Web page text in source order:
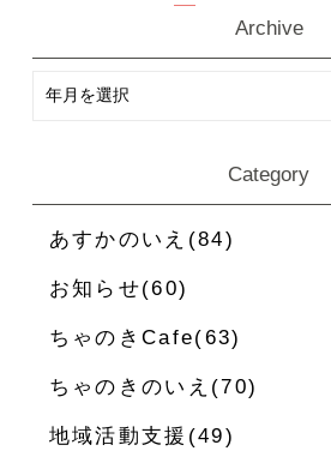
Archive
Category
あすかのいえ(84)
お知らせ(60)
ちゃのきCafe(63)
ちゃのきのいえ(70)
地域活動支援(49)